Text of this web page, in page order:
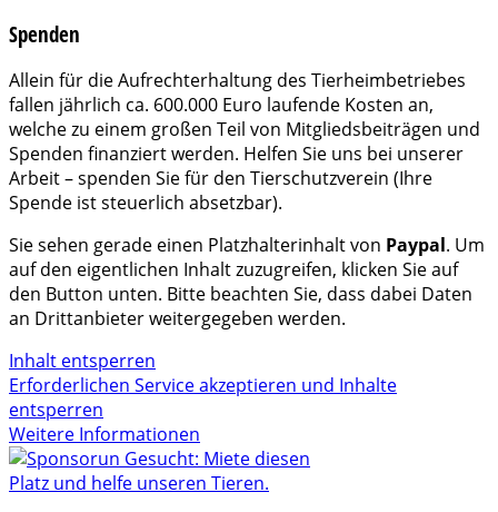
Spenden
Allein für die Aufrechterhaltung des Tierheimbetriebes
fallen jährlich ca. 600.000 Euro laufende Kosten an,
welche zu einem großen Teil von Mitgliedsbeiträgen und
Spenden finanziert werden. Helfen Sie uns bei unserer
Arbeit – spenden Sie für den Tierschutzverein (Ihre
Spende ist steuerlich absetzbar).
Sie sehen gerade einen Platzhalterinhalt von Paypal. Um
auf den eigentlichen Inhalt zuzugreifen, klicken Sie auf
den Button unten. Bitte beachten Sie, dass dabei Daten
an Drittanbieter weitergegeben werden.
Inhalt entsperren
Erforderlichen Service akzeptieren und Inhalte
entsperren
Weitere Informationen